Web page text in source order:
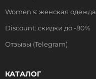
Women's: женская одежда
Discount: скидки до -80%
Отзывы (Telegram)
КАТАЛОГ